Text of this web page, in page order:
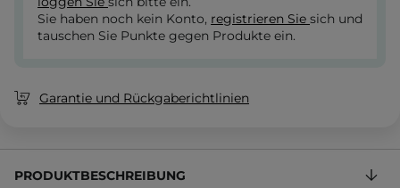
Sie haben noch kein Konto, registrieren Sie sich und
tauschen Sie Punkte gegen Produkte ein.
Garantie und Rückgaberichtlinien
PRODUKTBESCHREIBUNG